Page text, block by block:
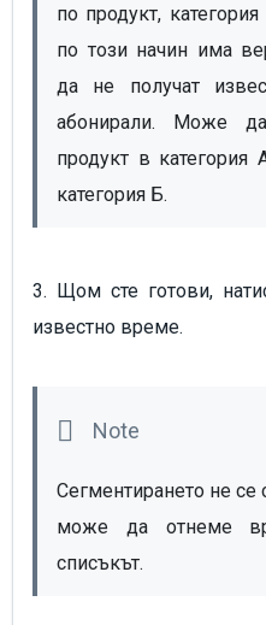
по продукт,
по този начин има
да не получат
абонирали. Може
продукт в
категория Б.
3. Щом сте готови,
известно време.
Сегментирането не
може да отнеме
списъкът.